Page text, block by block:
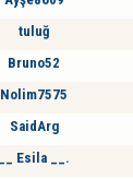
tuluğ
Bruno52
Nolim7575
SaidArg
__ Esila __.